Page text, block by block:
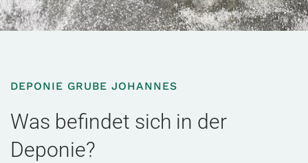
DEPONIE GRUBE JOHANNES
Was befindet sich in der
Deponie?